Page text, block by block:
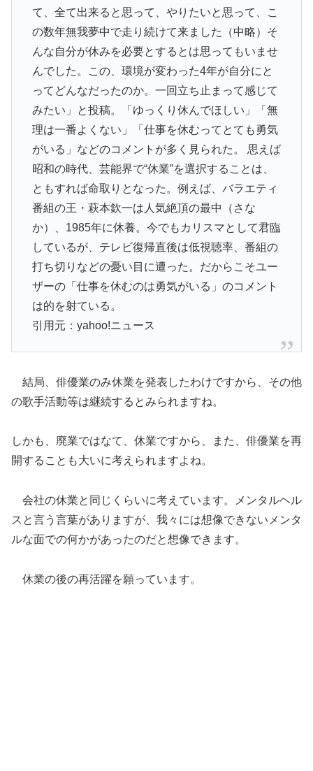
て、全て出来ると思って、やりたいと思って、
こ
の数年無我夢中で走り続けて来ました（中略）そ
んな自分が休みを必要とするとは思ってもいませ
んでした。この、 環境が変わった4年が自分にと
ってどんなだったのか。一回立ち止 まって感じて
みたい」と投稿。「ゆっくり休んでほしい」「 無
理は一番よくない」「仕事を休むってとても勇気
がいる」などのコメントが多く見られた。 思えば
昭和の時代、芸能界で“休業”を選択することは、
ともすれば命取りとなった。例えば、バラエティ
番組の王・萩本欽一は人気絶頂の最中（さな
か）、1985年に休養。今でもカリスマとして君臨
しているが、テレビ復帰直後は低視聴率、番組の
打ち切りなどの憂い目に遭った。だからこそユー
ザーの「仕事を休むのは勇気がいる」のコメント
は的を射ている。
引用元：yahoo!ニュース
結局、俳優業のみ休業を発表したわけですから、その他
の歌手活動等は継続するとみられますね。
しかも、廃業ではなて、休業ですから、また、俳優業を再
開することも大いに考えられますよね。
会社の休業と同じくらいに考えています。メンタルヘル
スと言う言葉がありますが、我々には想像できないメンタ
ルな面での何かがあったのだと想像できます。
休業の後の再活躍を願っています。